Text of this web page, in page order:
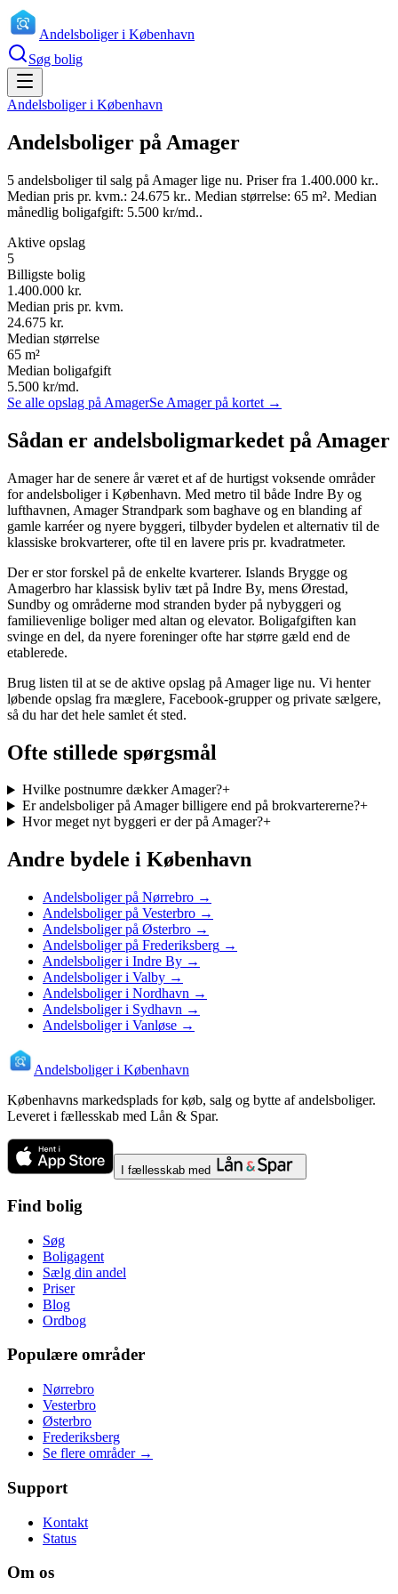
Andelsboliger i København
Søg bolig
Andelsboliger i København
Andelsboliger på Amager
5 andelsboligertil salg på Amagerlige nu. Priser fra 1.400.000 kr..
Median pris pr. kvm.: 24.675 kr.. Median størrelse: 65 m². Median
månedlig boligafgift: 5.500 kr/md..
Aktive opslag
5
Billigste bolig
1.400.000 kr.
Median pris pr. kvm.
24.675 kr.
Median størrelse
65 m²
Median boligafgift
5.500 kr/md.
Se alle opslag på AmagerSe Amagerpå kortet →
Sådan er andelsboligmarkedet på Amager
Amager har de senere år været et af de hurtigst voksende områder
for andelsboliger i København. Med metro til både Indre By og
lufthavnen, Amager Strandpark som baghave og en blanding af
gamle karréer og nyere byggeri, tilbyder bydelen et alternativ til de
klassiske brokvarterer, ofte til en lavere pris pr. kvadratmeter.
Der er stor forskel på de enkelte kvarterer. Islands Brygge og
Amagerbro har klassisk byliv tæt på Indre By, mens Ørestad,
Sundby og områderne mod stranden byder på nybyggeri og
familievenlige boliger med altan og elevator. Boligafgiften kan
svinge en del, da nyere foreninger ofte har større gæld end de
etablerede.
Brug listen til at se de aktive opslag på Amager lige nu. Vi henter
løbende opslag fra mæglere, Facebook-grupper og private sælgere,
så du har det hele samlet ét sted.
Ofte stillede spørgsmål
Hvilke postnumre dækker Amager?+
Er andelsboliger på Amager billigere end på brokvartererne?+
Hvor meget nyt byggeri er der på Amager?+
Andre bydele i København
Andelsboligerpå Nørrebro →
Andelsboligerpå Vesterbro →
Andelsboligerpå Østerbro →
Andelsboligerpå Frederiksberg →
Andelsboligeri Indre By →
Andelsboligeri Valby →
Andelsboligeri Nordhavn →
Andelsboligeri Sydhavn →
Andelsboligeri Vanløse →
Andelsboliger i København
Københavns markedsplads for køb, salg og bytte af andelsboliger.
Leveret i fællesskab med Lån & Spar.
I fællesskab med
Find bolig
Søg
Boligagent
Sælg din andel
Priser
Blog
Ordbog
Populære områder
Nørrebro
Vesterbro
Østerbro
Frederiksberg
Se flere områder →
Support
Kontakt
Status
Om os